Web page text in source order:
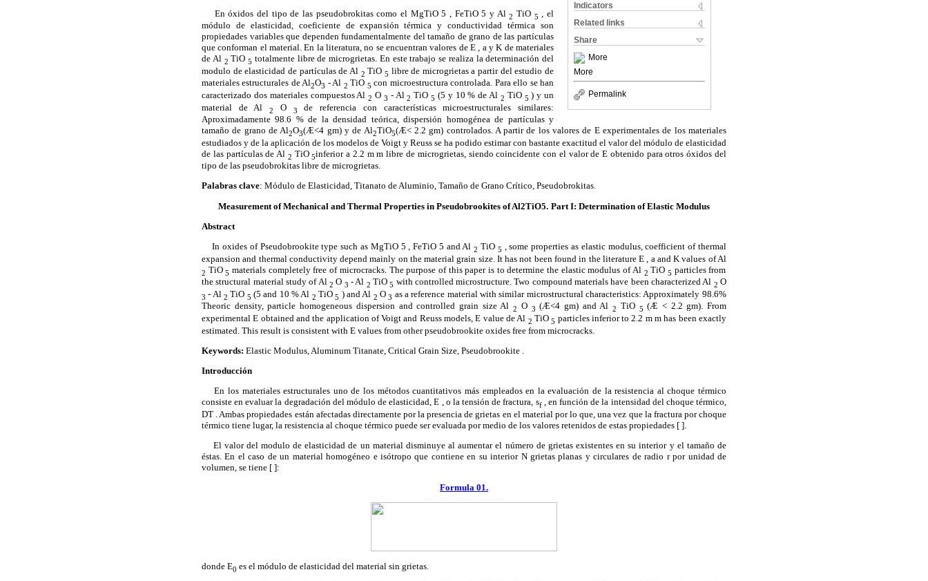
Indicators
Related links
Share
More
More
Permalink
En óxidos del tipo de las pseudobrokitas como el MgTiO 5 , FeTiO 5 y Al2 TiO 5
, el
módulo de elasticidad, coeficiente de expansión térmica y conductividad térmica son
propiedades variables que dependen fundamentalmente del tamaño de grano de las partículas
que conforman el material. En la literatura, no se encuentran valores de E , a y K de materiales
de Al2 TiO 5 totalmente libre de microgrietas. En este trabajo se realiza la determinación del
modulo de elasticidad de partículas de Al2 TiO 5 libre de microgrietas a partir del estudio de
materiales estructurales de Al2O3 - Al 2 TiO 5 con microestructura controlada. Para ello se han
caracterizado dos materiales compuestos Al 2 O 3 - Al2 TiO 5 (5 y 10 % de Al 2 TiO5 ) y un
material de Al
2 O3
de referencia con características microestructurales similares:
Aproximadamente 98.6 % de la densidad teórica, dispersión homogénea de partículas y
tamaño de grano de Al2O3(Æ<4 gm) y de Al2TiO5(Æ< 2.2gm) controlados. A partir de los valores de E experimentales de los materiales
estudiados y de la aplicación de los modelos de Voigt y Reuss se ha podido estimar con bastante exactitud el valor del módulo de elasticidad
de las partículas de Al 2 TiO5inferior a 2.2 m m libre de microgrietas, siendo coincidente con el valor de E obtenido para otros óxidos del
tipo de las pseudobrokitas libre de microgrietas.
Palabras clave: Módulo de Elasticidad, Titanato de Aluminio, Tamaño de Grano Crítico, Pseudobrokitas.
Measurement of Mechanical and Thermal Properties in Pseudobrookites of Al2TiO5. Part I: Determination of Elastic Modulus
Abstract
In oxides of Pseudobrookite type such as MgTiO 5 , FeTiO 5 and Al 2 TiO 5 , some properties as elastic modulus, coefficient of thermal
expansion and thermal conductivity depend mainly on the material grain size. It has not been found in the literature E , a and K values of Al
2 TiO5 materials completely free of microcracks. The purpose of this paper is to determine the elastic modulus of Al2 TiO 5 particles from
the structural material study of Al2 O 3 - Al 2 TiO5 with controlled microstructure. Two compound materials have been characterized Al 2 O
3 - Al2 TiO 5 (5 and 10 % Al 2 TiO 5 ) and Al 2 O 3 as a reference material with similar microstructural characteristics: Approximately 98.6%
Theoric density, particle homogeneous dispersion and controlled grain size Al 2 O3 (Æ<4 gm) and Al 2 TiO5 (Æ < 2.2gm). From
experimental E obtained and the application of Voigt and Reuss models, E value de Al 2 TiO5 particles inferior to 2.2 m m has been exactly
estimated. This result is consistent with E values from other pseudobrookite oxides free from microcracks.
Keywords: Elastic Modulus, Aluminum Titanate, Critical Grain Size, Pseudobrookite .
Introducción
En los materiales estructurales uno de los métodos cuantitativos más empleados en la evaluación de la resistencia al choque térmico
consiste en evaluar la degradación del módulo de elasticidad, E , o la tensión de fractura, sf, en función de la intensidad del choque térmico,
DT . Ambas propiedades están afectadas directamente por la presencia de grietas en el material por lo que, una vez que la fractura por choque
térmico tiene lugar, la resistencia al choque térmico puede ser evaluada por medio de los valores retenidos de estas propiedades [ ].
El valor del modulo de elasticidad de un material disminuye al aumentar el número de grietas existentes en su interior y el tamaño de
éstas. En el caso de un material homogéneo e isótropo que contiene en su interior N grietas planas y circulares de radio r por unidad de
volumen, se tiene [ ]:
Formula 01.
donde E0 es el módulo de elasticidad del material sin grietas.